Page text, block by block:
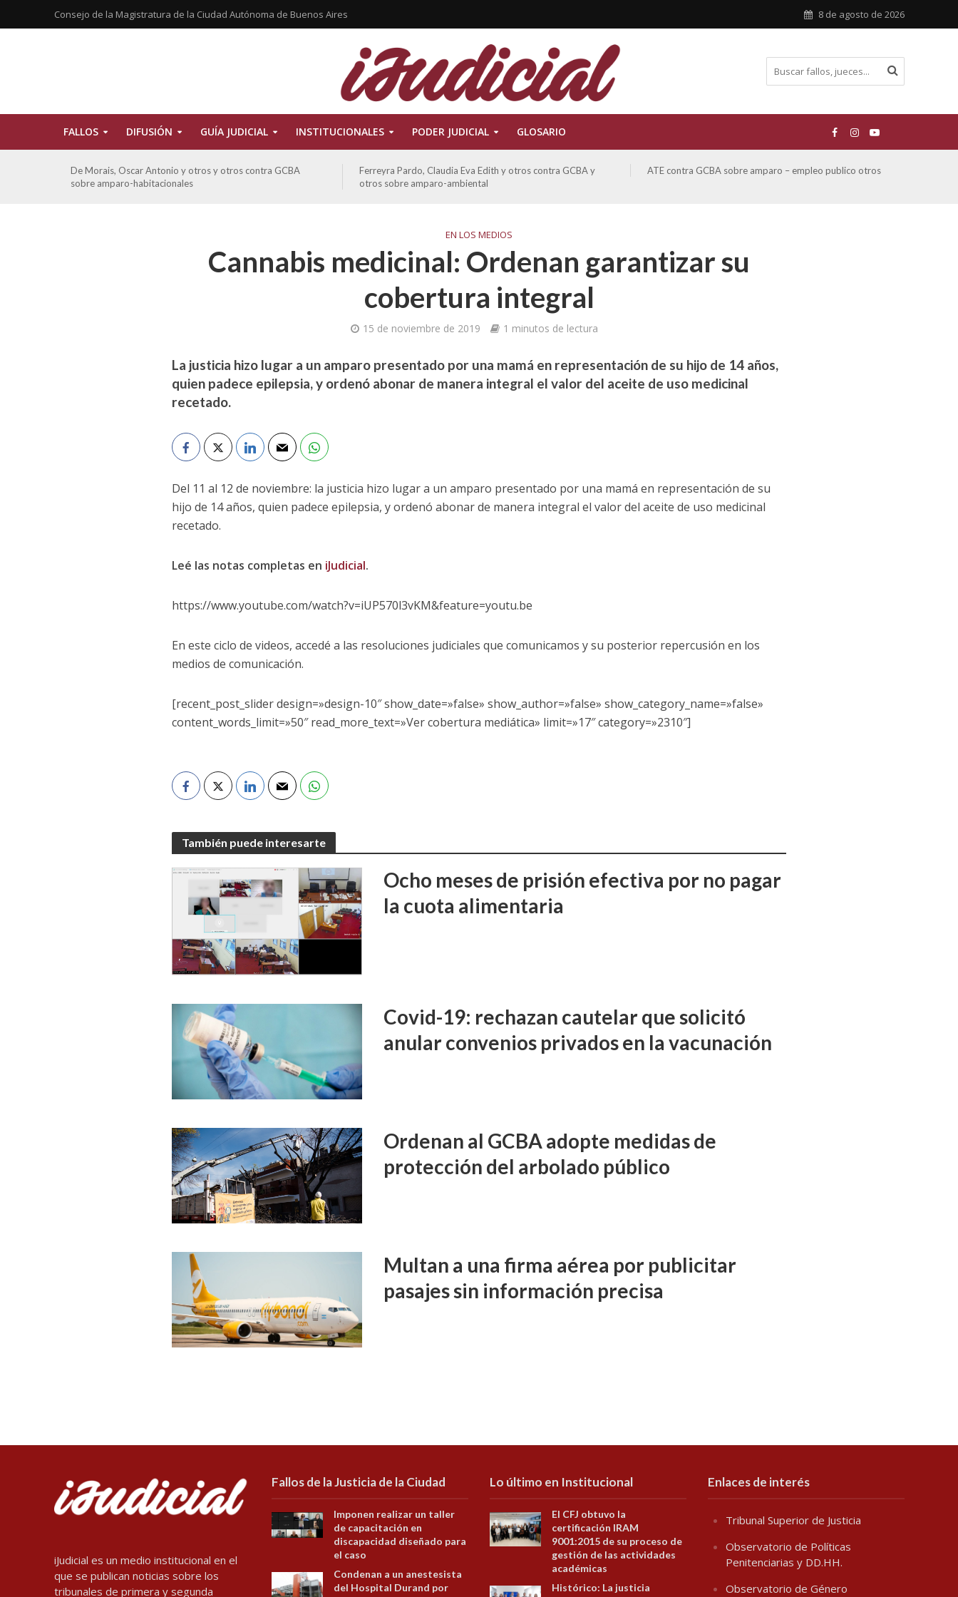
Consejo de la Magistratura de la Ciudad Autónoma de Buenos Aires 8 de agosto de 2026
FALLOS DIFUSIÓN GUÍA JUDICIAL INSTITUCIONALES PODER JUDICIAL GLOSARIO
De Morais, Oscar Antonio y otros y otros contra GCBA
sobre amparo-habitacionales
Ferreyra Pardo, Claudia Eva Edith y otros contra GCBA y
otros sobre amparo-ambiental
ATE contra GCBA sobre amparo – empleo publico otros
EN LOS MEDIOS
Cannabis medicinal: Ordenan garantizar su
cobertura integral
15 de noviembre de 2019 1 minutos de lectura
La justicia hizo lugar a un amparo presentado por una mamá en representación de su hijo de 14 años,
quien padece epilepsia, y ordenó abonar de manera integral el valor del aceite de uso medicinal
recetado.
Del 11 al 12 de noviembre: la justicia hizo lugar a un amparo presentado por una mamá en representación de su
hijo de 14 años, quien padece epilepsia, y ordenó abonar de manera integral el valor del aceite de uso medicinal
recetado.
Leé las notas completas en iJudicial.
https://www.youtube.com/watch?v=iUP570l3vKM&feature=youtu.be
En este ciclo de videos, accedé a las resoluciones judiciales que comunicamos y su posterior repercusión en los
medios de comunicación.
[recent_post_slider design=»design-10″ show_date=»false» show_author=»false» show_category_name=»false»
content_words_limit=»50″ read_more_text=»Ver cobertura mediática» limit=»17″ category=»2310″]
También puede interesarte
Ocho meses de prisión efectiva por no pagar
la cuota alimentaria
Covid-19: rechazan cautelar que solicitó
anular convenios privados en la vacunación
Ordenan al GCBA adopte medidas de
protección del arbolado público
Multan a una firma aérea por publicitar
pasajes sin información precisa
iJudicial es un medio institucional en el
que se publican noticias sobre los
tribunales de primera y segunda
Fallos de la Justicia de la Ciudad
Imponen realizar un taller
de capacitación en
discapacidad diseñado para
el caso
Condenan a un anestesista
del Hospital Durand por
Lo último en Institucional
El CFJ obtuvo la
certificación IRAM
9001:2015 de su proceso de
gestión de las actividades
académicas
Histórico: La justicia
Enlaces de interés
Tribunal Superior de Justicia
Observatorio de Políticas
Penitenciarias y DD.HH.
Observatorio de Género